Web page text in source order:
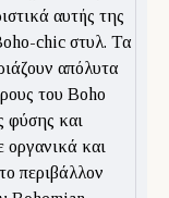
αυτής της
chic στυλ. Τα
απόλυτα
του Boho
φύσης και
οργανικά και
περιβάλλον